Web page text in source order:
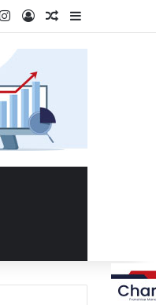
Instagram
Kayıt OlRastgele Makale
Kenar